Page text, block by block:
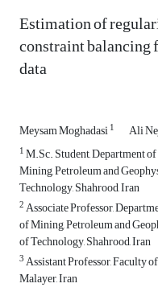
Estimation of
constraint
data
Meysam Moghadasi1 Ali
1M.Sc. Student, Department
Mining, Petroleum and
Technology, Shahrood, Iran
2Associate Professor,
of Mining, Petroleum and
of Technology, Shahrood, Iran
3Assistant Professor, Faculty
Malayer, Iran